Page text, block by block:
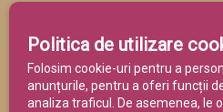
Termeni și
Politica de utilizare
Folosim cookie-uri pentru a
anunțurile, pentru a oferi funcții
analiza traficul. De asemenea, le